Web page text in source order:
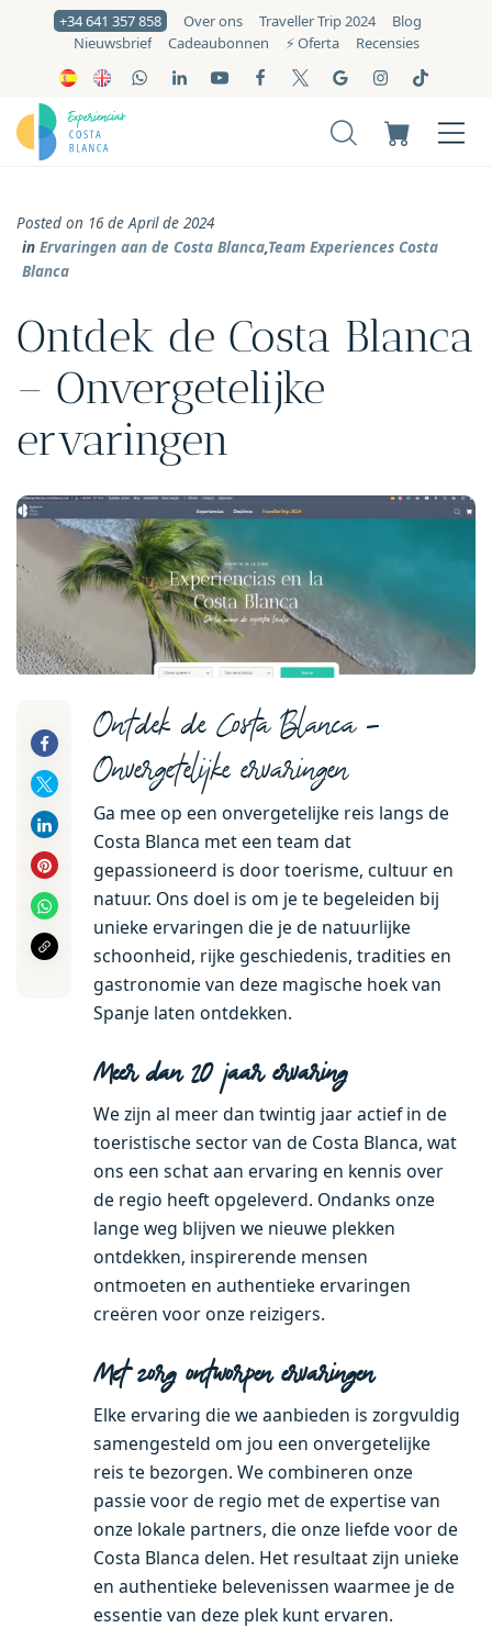
+34 641 357 858 Over ons Traveller Trip 2024
Blog
Nieuwsbrief
Cadeaubonnen ⚡️ Oferta Recensies
Posted on 16 de April de 2024
in Ervaringen aan de Costa Blanca,Team Experiences Costa
Blanca
Ontdek de Costa Blanca
– Onvergetelijke
ervaringen
Ontdek de Costa Blanca –
Onvergetelijke ervaringen
Ga mee op een onvergetelijke reis langs de
Costa Blanca met een team dat
gepassioneerd is door toerisme, cultuur en
natuur. Ons doel is om je te begeleiden bij
unieke ervaringen die je de natuurlijke
schoonheid, rijke geschiedenis, tradities en
gastronomie van deze magische hoek van
Spanje laten ontdekken.
Meer dan 20 jaar ervaring
We zijn al meer dan twintig jaar actief in de
toeristische sector van de Costa Blanca, wat
ons een schat aan ervaring en kennis over
de regio heeft opgeleverd. Ondanks onze
lange weg blijven we nieuwe plekken
ontdekken, inspirerende mensen
ontmoeten en authentieke ervaringen
creëren voor onze reizigers.
Met zorg ontworpen ervaringen
Elke ervaring die we aanbieden is zorgvuldig
samengesteld om jou een onvergetelijke
reis te bezorgen. We combineren onze
passie voor de regio met de expertise van
onze lokale partners, die onze liefde voor de
Costa Blanca delen. Het resultaat zijn unieke
en authentieke belevenissen waarmee je de
essentie van deze plek kunt ervaren.